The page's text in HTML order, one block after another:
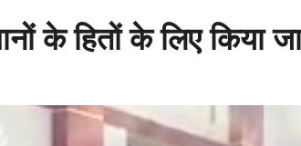
के हितों के लिए किया